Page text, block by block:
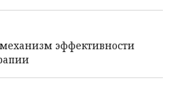
эффективности